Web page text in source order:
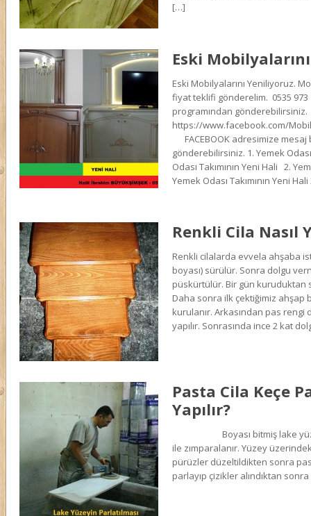
[…]
Eski
Eski Mobilyalarını Yeniliyoruz.
fiyat teklifi gönderelim. 0535
programından gönderebilirsiniz.
https://www.facebook.com/
FACEBOOK adresimize mesaj
gönderebilirsiniz. 1. Yemek
Odası Takımının Yeni Hali 2.
Yemek Odası Takımının Yeni
Renkli Cila Nasıl
Renkli cilalarda evvela ahşaba
boyası) sürülür. Sonra dolgu
püskürtülür. Bir gün kuruduktan
Daha sonra ilk çektiğimiz ahşap
kurulanır. Arkasından pas
yapılır. Sonrasında ince 2 kat
Pasta Cila Keçe
Yapılır?
Boyası bitmiş lake yüzey
ile zımparalanır. Yüzey
pürüzler düzeltildikten sonra
parlayıp çizikler alındıktan